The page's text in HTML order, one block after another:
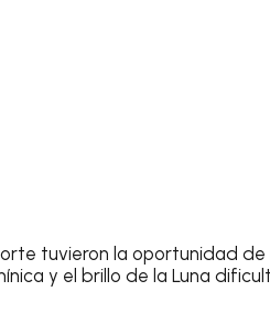
tuvieron la oportunidad
y el brillo de la Luna